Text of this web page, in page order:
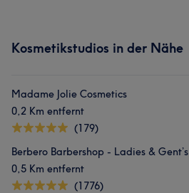
Kosmetikstudios in der Nähe
Madame Jolie Cosmetics
0,2 Km entfernt
(179)
Berbero Barbershop - Ladies & Gent’s
0,5 Km entfernt
(1776)